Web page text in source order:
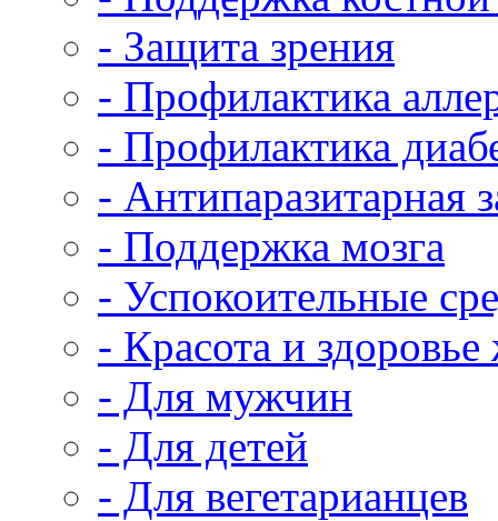
- Защита зрения
- Профилактика
- Профилактика
- Антипаразитарная
- Поддержка мозга
- Успокоительные
- Красота и
- Для мужчин
- Для детей
- Для вегетарианцев